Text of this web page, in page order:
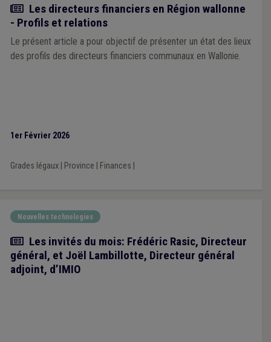
Article
Les directeurs financiers en Région wallonne
- Profils et relations
Le présent article a pour objectif de présenter un état des lieux
des profils des directeurs financiers communaux en Wallonie.
1er Février 2026
Grades légaux| Province Finances
Nouvelles technologies
Article
Les invités du mois: Frédéric Rasic, Directeur
général, et Joël Lambillotte, Directeur général
adjoint, d’IMIO